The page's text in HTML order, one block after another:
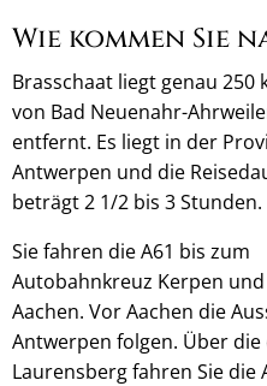
Wie kommen Sie
Brasschaat liegt genau 250
von Bad Neuenahr-
entfernt. Es liegt in der
Antwerpen und die
beträgt 2 1/2 bis 3 Stunden.
Sie fahren die A61 bis zum
Autobahnkreuz Kerpen
Aachen. Vor Aachen die
Antwerpen folgen. Über
Laurensberg fahren Sie die